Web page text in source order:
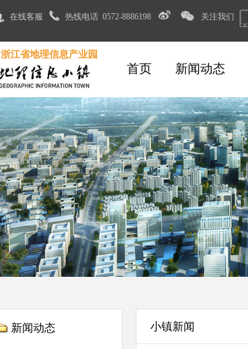
在线客服 热线电话 0572-8886198 关注我们
浙江省地理信息产业园
首页 新闻动态
新闻动态 小镇新闻